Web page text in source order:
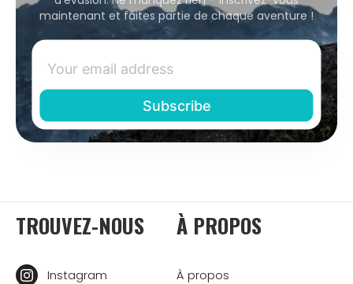
maintenant et faites partie de chaque aventure !
TROUVEZ-NOUS
Instagram
À PROPOS
À propos